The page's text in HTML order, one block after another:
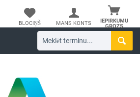
IEPIRKUMU
GROZS
BLOCIŅŠ MANS KONTS